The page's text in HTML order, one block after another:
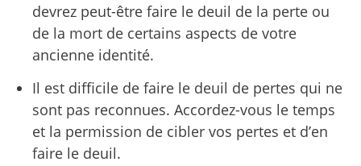
devrez peut-être faire le deuil de la perte ou
de la mort de certains aspects de votre
ancienne identité.
Il est difficile de faire le deuil de pertes qui ne
sont pas reconnues. Accordez-vous le temps
et la permission de cibler vos pertes et d’en
faire le deuil.